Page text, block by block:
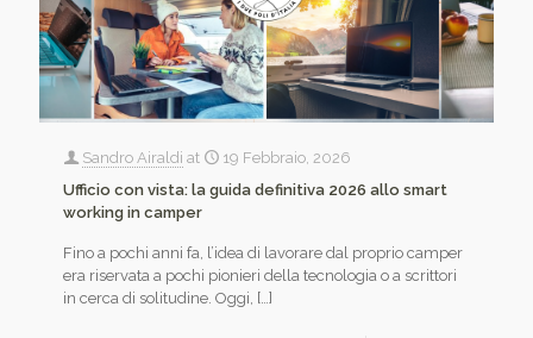
Sandro Airaldi at
19 Febbraio, 2026
Ufficio con vista: la guida definitiva 2026 allo smart
working in camper
Fino a pochi anni fa, l’idea di lavorare dal proprio camper
era riservata a pochi pionieri della tecnologia o a scrittori
in cerca di solitudine. Oggi, […]